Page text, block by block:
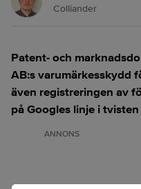
Colliander
Patent- och
AB:s varumärkesskydd
även registreringen av
på Googles linje i
ANNONS